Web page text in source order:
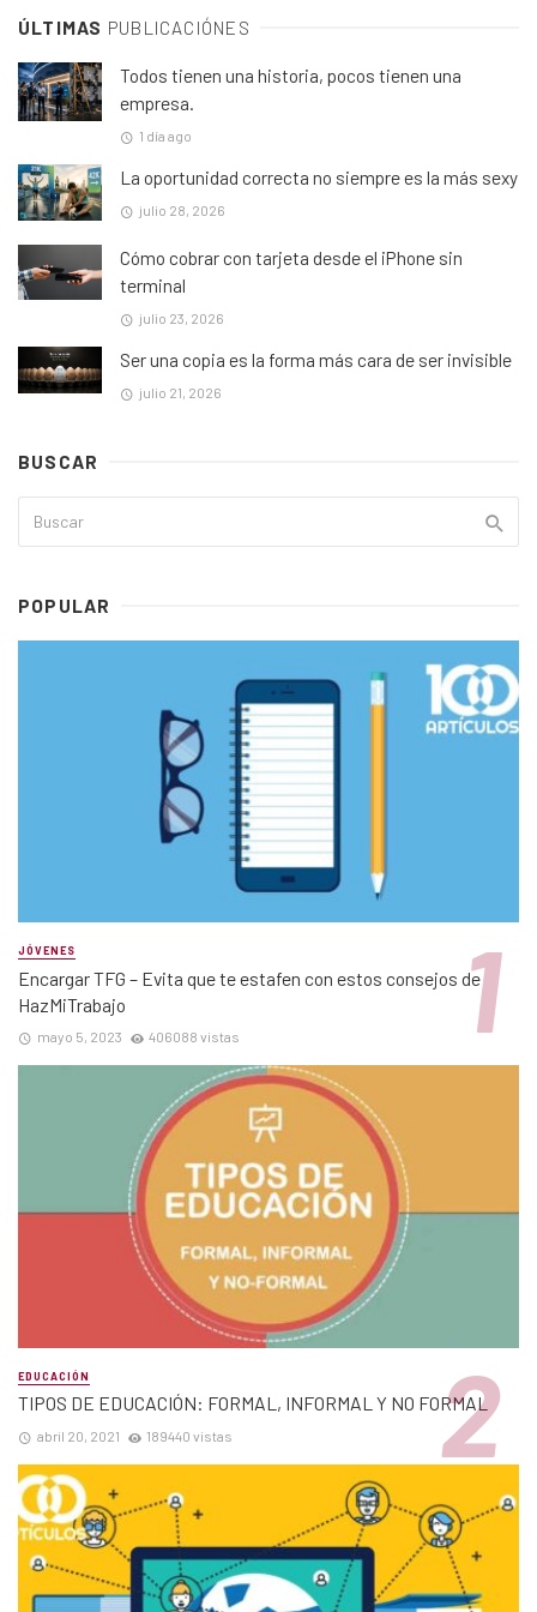
ÚLTIMAS PUBLICACIÓNES
Todos tienen una historia, pocos tienen una
empresa.
1 día ago
La oportunidad correcta no siempre es la más sexy
julio 28, 2026
Cómo cobrar con tarjeta desde el iPhone sin
terminal
julio 23, 2026
Ser una copia es la forma más cara de ser invisible
julio 21, 2026
BUSCAR
POPULAR
JÓVENES
Encargar TFG – Evita que te estafen con estos consejos de
HazMiTrabajo
mayo 5, 2023 406088 vistas
EDUCACIÓN
TIPOS DE EDUCACIÓN: FORMAL, INFORMAL Y NO FORMAL
abril 20, 2021 189440 vistas